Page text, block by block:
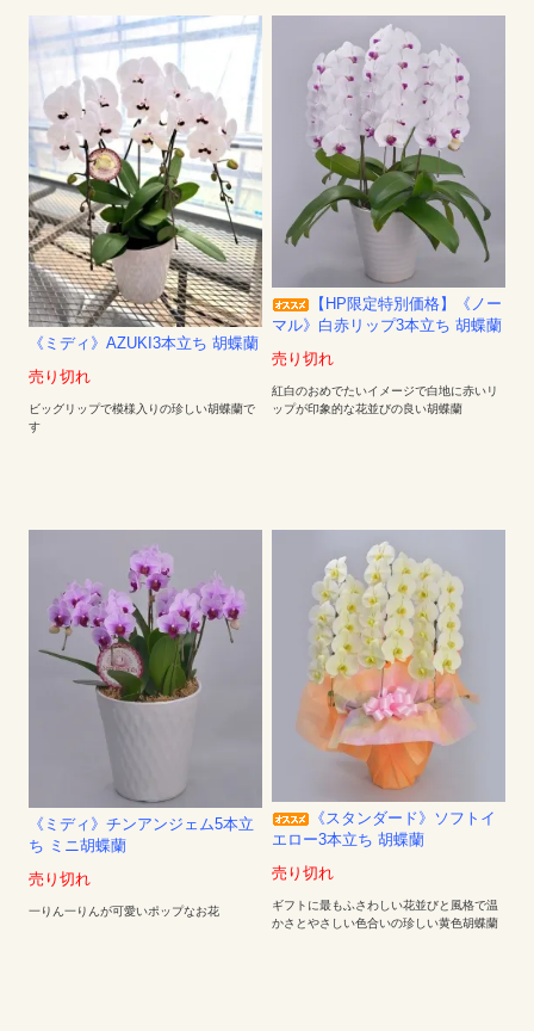
《ミディ》AZUKI3本立ち 胡蝶蘭
売り切れ
ビッグリップで模様入りの珍しい胡蝶蘭で
す
【HP限定特別価格】《ノー
マル》白赤リップ3本立ち 胡蝶蘭
売り切れ
紅白のおめでたいイメージで白地に赤いリ
ップが印象的な花並びの良い胡蝶蘭
《ミディ》チンアンジェム5本立
ち ミニ胡蝶蘭
売り切れ
一りん一りんが可愛いポップなお花
《スタンダード》ソフトイ
エロー3本立ち 胡蝶蘭
売り切れ
ギフトに最もふさわしい花並びと風格で温
かさとやさしい色合いの珍しい黄色胡蝶蘭